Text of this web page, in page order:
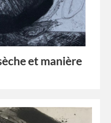
et manière